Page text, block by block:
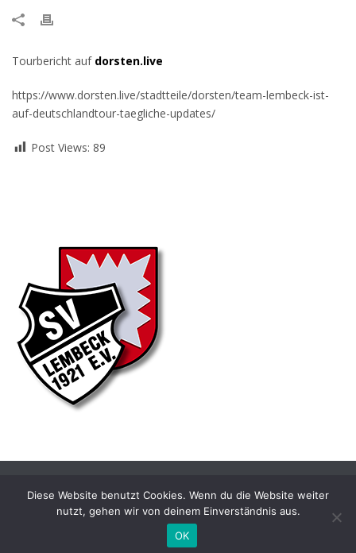
Tourbericht auf dorsten.live
https://www.dorsten.live/stadtteile/dorsten/team-lembeck-ist-
auf-deutschlandtour-taegliche-updates/
Post Views: 89
Diese Website benutzt Cookies. Wenn du die Website weiter
nutzt, gehen wir von deinem Einverständnis aus.
OK